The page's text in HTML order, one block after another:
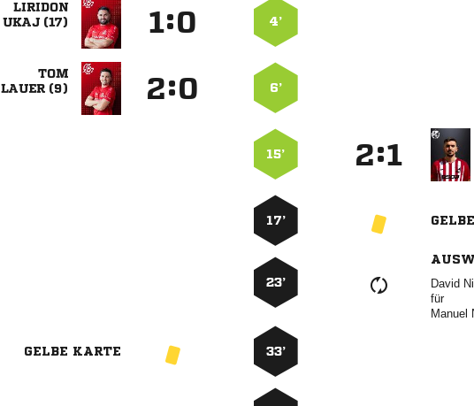

 
: 4’

 
: 6’
15’ :
17’
23’

für

GELBE KARTE 33’